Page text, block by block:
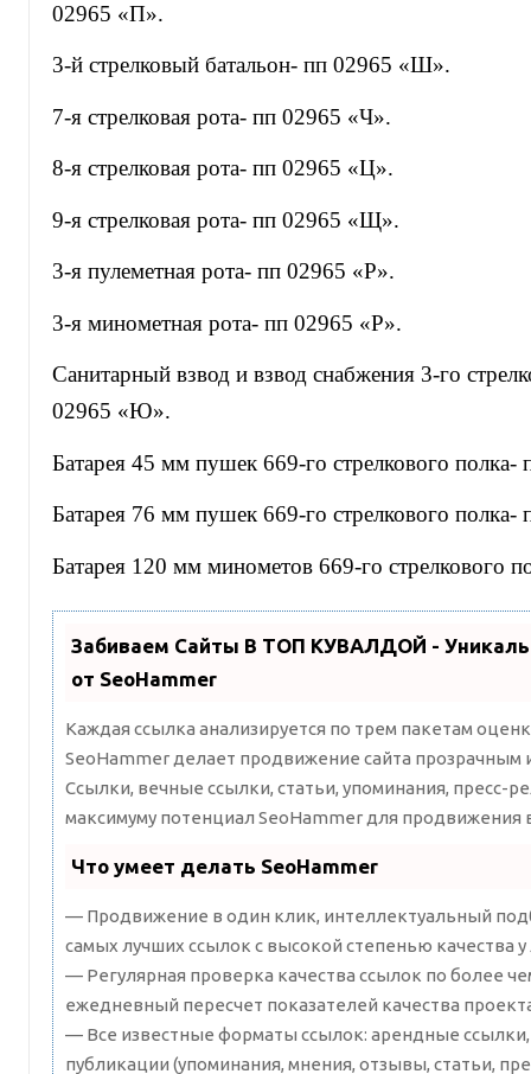
02965 «П».
3-й стрелковый батальон- пп 02965 «Ш».
7-я стрелковая рота- пп 02965 «Ч».
8-я стрелковая рота- пп 02965 «Ц».
9-я стрелковая рота- пп 02965 «Щ».
3-я пулеметная рота- пп 02965 «Р».
3-я минометная рота- пп 02965 «Р».
Санитарный взвод и взвод снабжения 3-го
02965 «Ю».
Батарея 45 мм пушек 669-го стрелкового
Батарея 76 мм пушек 669-го стрелкового полка-
Батарея 120 мм минометов 669-го стрелкового
Забиваем Сайты В ТОП КУВАЛДОЙ -
от SeoHammer
Каждая ссылка анализируется по трем пакетам
SeoHammer делает продвижение сайта прозрачным
Ссылки, вечные ссылки, статьи, упоминания, пресс-
максимуму потенциал SeoHammer для продвижения
Что умеет делать SeoHammer
— Продвижение в один клик, интеллектуальный
самых лучших ссылок с высокой степенью качества
— Регулярная проверка качества ссылок по более
ежедневный пересчет показателей качества
— Все известные форматы ссылок: арендные
публикации (упоминания, мнения, отзывы, статьи,